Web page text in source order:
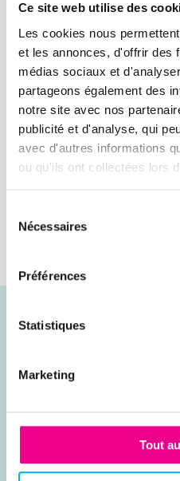
Ce site web utilise des
Les cookies nous
et les annonces, d'offrir des
médias sociaux et
partageons également des
notre site avec nos
publicité et d'analyse, qui
avec d'autres informations
ou qu'ils ont collectées lors
Nécessaires
Préférences
Statistiques
Marketing
Tout
Dans cet article,
dont les
de l’open banking
credit management
trésorerie.
Demander une